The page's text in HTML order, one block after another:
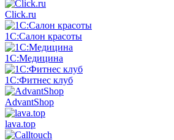
Click.ru
1С:Салон красоты
1С:Медицина
1С:Фитнес клуб
AdvantShop
lava.top